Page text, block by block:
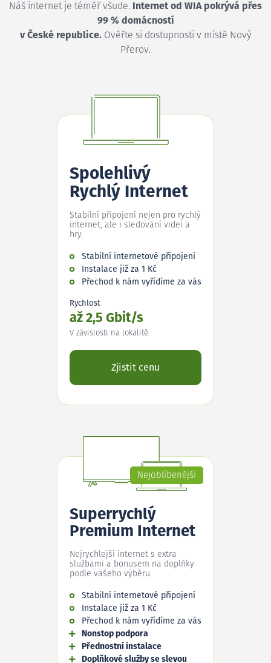
Náš internet je téměř všude. Internet od WIA pokrývá přes
99 % domácností
v České republice. Ověřte si dostupnosti v místě Nový
Přerov.
Spolehlivý
Rychlý Internet
Stabilní připojení nejen pro rychlý
internet, ale i sledování videí a
hry.
Stabilní internetové připojení
Instalace již za 1 Kč
Přechod k nám vyřídíme za vás
Rychlost
až 2,5 Gbit/s
V závislosti na lokalitě.
Zjistit cenu
Nejoblíbenější
Superrychlý
Premium Internet
Nejrychlejší internet s extra
službami a bonusem na doplňky
podle vašeho výběru.
Stabilní internetové připojení
Instalace již za 1 Kč
Přechod k nám vyřídíme za vás
Nonstop podpora
Přednostní instalace
Doplňkové služby se slevou